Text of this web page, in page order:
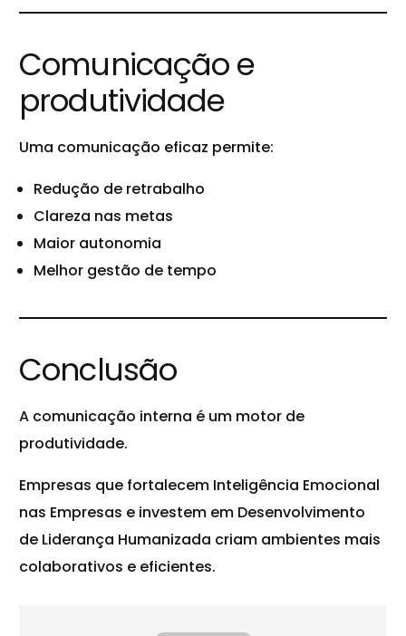
Comunicação e
produtividade
Uma comunicação eficaz permite:
Redução de retrabalho
Clareza nas metas
Maior autonomia
Melhor gestão de tempo
Conclusão
A comunicação interna é um motor de
produtividade.
Empresas que fortalecem Inteligência Emocional
nas Empresas e investem em Desenvolvimento
de Liderança Humanizada criam ambientes mais
colaborativos e eficientes.